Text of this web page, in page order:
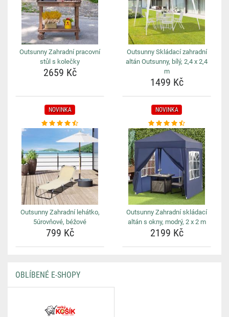
Outsunny Zahradní pracovní
stůl s kolečky
2659 Kč
Outsunny Skládací zahradní
altán Outsunny, bílý, 2,4 x 2,4
m
1499 Kč
NOVINKA
Outsunny Zahradní lehátko,
5úrovňové, béžové
799 Kč
NOVINKA
Outsunny Zahradní skládací
altán s okny, modrý, 2 x 2 m
2199 Kč
OBLÍBENÉ E-SHOPY